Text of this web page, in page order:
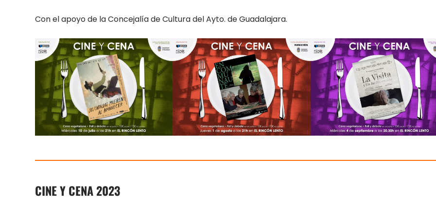
Con el apoyo de la Concejalía de Cultura del Ayto. de Guadalajara.
CINE Y CENA 2023